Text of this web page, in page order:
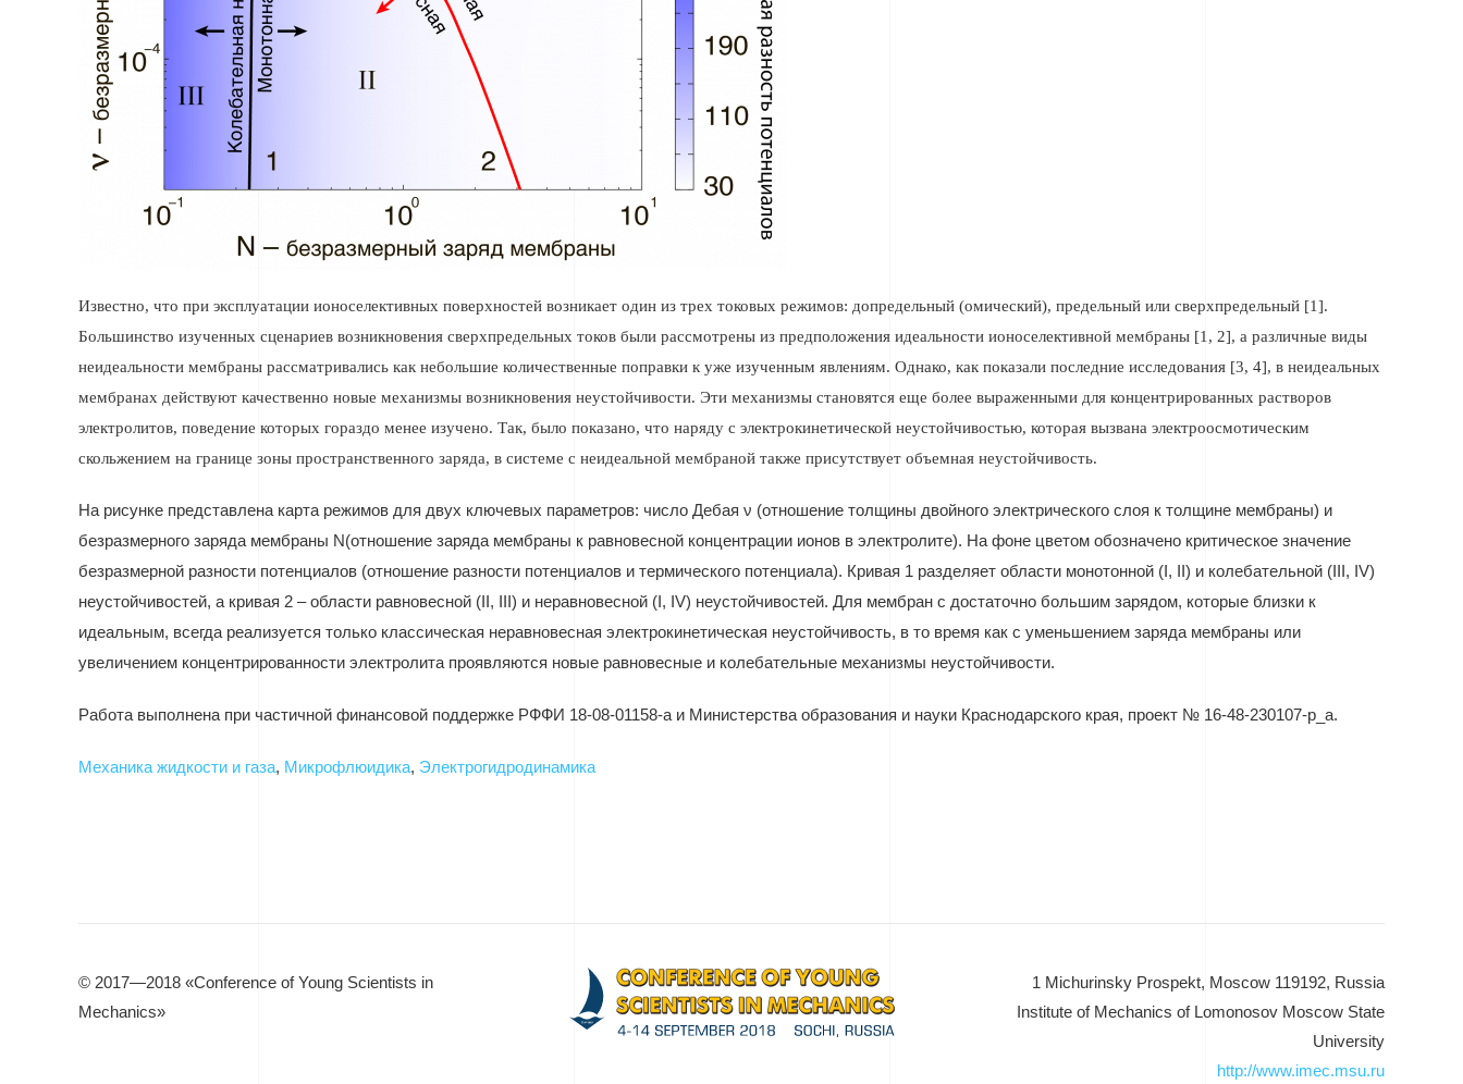
Известно, что при эксплуатации ионоселективных поверхностей возникает один из трех токовых режимов: допредельный (омический), предельный или сверхпредельный [1].
Большинство изученных сценариев возникновения сверхпредельных токов были рассмотрены из предположения идеальности ионоселективной мембраны [1, 2], а различные виды
неидеальности мембраны рассматривались как небольшие количественные поправки к уже изученным явлениям. Однако, как показали последние исследования [3, 4], в неидеальных
мембранах действуют качественно новые механизмы возникновения неустойчивости. Эти механизмы становятся еще более выраженными для концентрированных растворов
электролитов, поведение которых гораздо менее изучено. Так, было показано, что наряду с электрокинетической неустойчивостью, которая вызвана электроосмотическим
скольжением на границе зоны пространственного заряда, в системе с неидеальной мембраной также присутствует объемная неустойчивость.
На рисунке представлена карта режимов для двух ключевых параметров: число Дебая ν (отношение толщины двойного электрического слоя к толщине мембраны) и
безразмерного заряда мембраны N(отношение заряда мембраны к равновесной концентрации ионов в электролите). На фоне цветом обозначено критическое значение
безразмерной разности потенциалов (отношение разности потенциалов и термического потенциала). Кривая 1 разделяет области монотонной ( , ) и колебательной ( , IV)
неустойчивостей, а кривая 2 – области равновесной ( , ) и неравновесной ( , IV) неустойчивостей. Для мембран с достаточно большим зарядом, которые близки к
идеальным, всегда реализуется только классическая неравновесная электрокинетическая неустойчивость, в то время как с уменьшением заряда мембраны или
увеличением концентрированности электролита проявляются новые равновесные и колебательные механизмы неустойчивости.
Работа выполнена при частичной финансовой поддержке РФФИ 18-08-01158-а и Министерства образования и науки Краснодарского края, проект № 16-48-230107-р_а.
Механика жидкости и газа, Микрофлюидика, Электрогидродинамика
© 2017—2018 «Conference of Young Scientists in
Mechanics»
1 Michurinsky Prospekt, Moscow 119192, Russia
Institute of Mechanics of Lomonosov Moscow State
University
http://www.imec.msu.ru